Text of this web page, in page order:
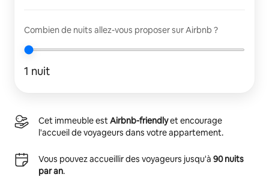
Combien de nuits allez-vous proposer sur Airbnb ?
1 nuit
Cet immeuble estAirbnb-friendlyet encourage
l'accueil de voyageurs dans votre appartement.
Vous pouvez accueillir des voyageurs jusqu'à 90 nuits
par an.